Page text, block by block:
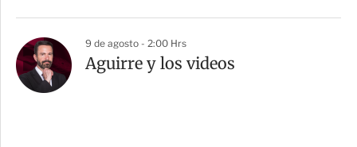
9 de agosto - 2:00 Hrs
Aguirre y los videos